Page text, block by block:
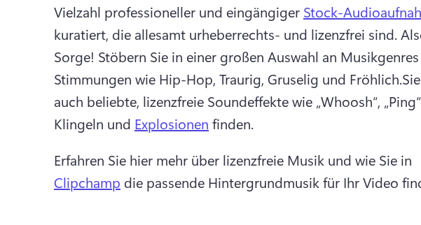
Vielzahl professioneller und eingängiger Stock-
kuratiert, die allesamt urheberrechts- und lizenzfrei sind.
Sorge! Stöbern Sie in einer großen Auswahl an
Stimmungen wie Hip-Hop, Traurig, Gruselig und Fröhlich.
auch beliebte, lizenzfreie Soundeffekte wie „Whoosh“,
Klingeln und Explosionen finden.
Erfahren Sie hier mehr über lizenzfreie Musik und wie Sie in
Clipchamp die passende Hintergrundmusik für Ihr Video